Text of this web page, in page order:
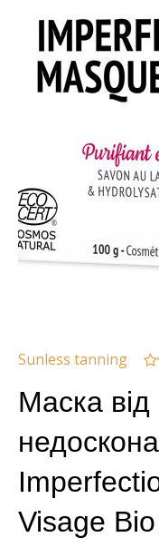
Sunless tanning
Маска від
Visage